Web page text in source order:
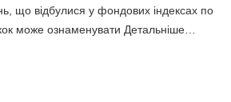
що відбулися у фондових індексах по
може ознаменувати Детальніше…